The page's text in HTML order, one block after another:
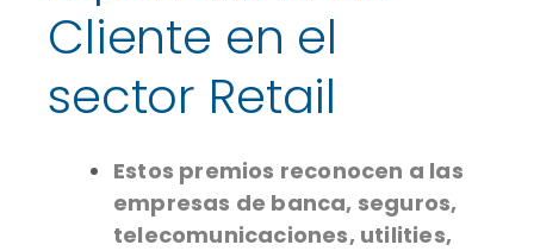
Cliente en el
sector Retail
Estos premios reconocen a las
empresas de banca, seguros,
telecomunicaciones, utilities,